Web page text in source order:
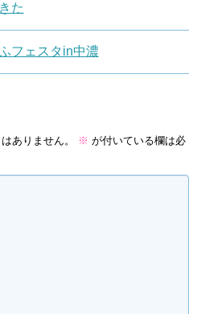
た
フェスタin中濃
ありません。 ※ が付いている欄は必